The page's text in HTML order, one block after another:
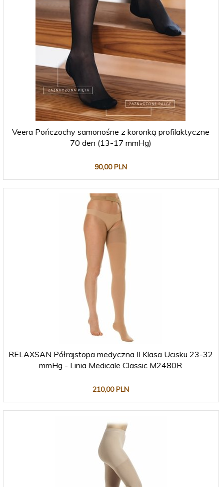
Veera Pończochy samonośne z koronką profilaktyczne
70 den (13-17 mmHg)
90,00 PLN
RELAXSAN Półrajstopa medyczna II Klasa Ucisku 23-32
mmHg - Linia Medicale Classic M2480R
210,00 PLN